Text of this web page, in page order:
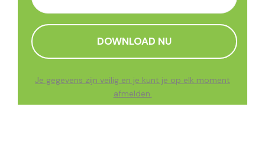
Je gegevens zijn veilig en je kunt je op elk moment
afmelden.